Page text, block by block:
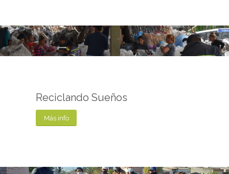
Reciclando Sueños
Más info